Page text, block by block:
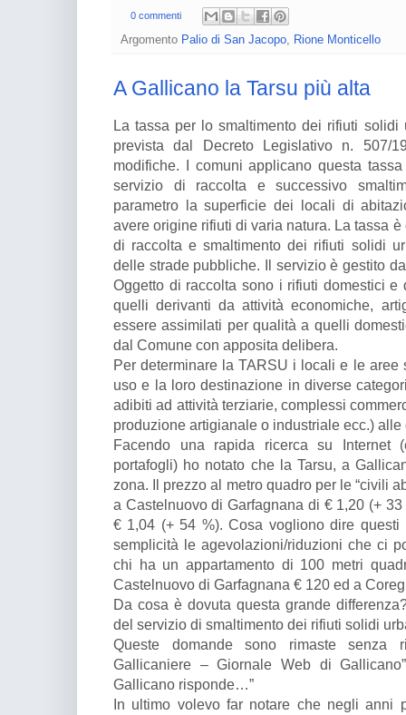
0 commenti
Argomento Palio di San Jacopo Rione Monticello
A Gallicano la Tarsu più alta
La tassa per lo smaltimento dei rifiuti solidi
prevista dal Decreto Legislativo n. 507/
modifiche. I comuni applicano questa
servizio di raccolta e successivo
parametro la superficie dei locali di
avere origine rifiuti di varia natura. La tassa
di raccolta e smaltimento dei rifiuti solidi
delle strade pubbliche. Il servizio è gestito
Oggetto di raccolta sono i rifiuti domestici
quelli derivanti da attività economiche,
essere assimilati per qualità a quelli
dal Comune con apposita delibera.
Per determinare la TARSU i locali e le
uso e la loro destinazione in diverse
adibiti ad attività terziarie, complessi
produzione artigianale o industriale ecc.)
Facendo una rapida ricerca su Internet
portafogli) ho notato che la Tarsu, a
zona. Il prezzo al metro quadro per le “civili
a Castelnuovo di Garfagnana di € 1,20 (+
€ 1,04 (+ 54 %). Cosa vogliono dire questi
semplicità le agevolazioni/riduzioni che ci
chi ha un appartamento di 100 metri
Castelnuovo di Garfagnana € 120 ed a
Da cosa è dovuta questa grande
del servizio di smaltimento dei rifiuti solidi
Queste domande sono rimaste senza
Gallicaniere – Giornale Web di
Gallicano risponde…”
In ultimo volevo far notare che negli anni